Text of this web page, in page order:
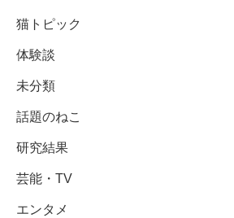
猫トピック
体験談
未分類
話題のねこ
研究結果
芸能・TV
エンタメ